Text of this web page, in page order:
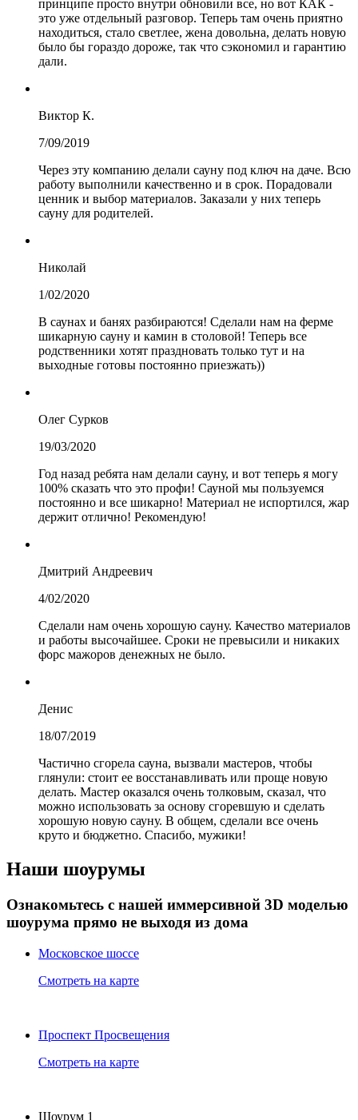
принципе просто внутри обновили все, но вот КАК -
это уже отдельный разговор. Теперь там очень приятно
находиться, стало светлее, жена довольна, делать новую
было бы гораздо дороже, так что сэкономил и гарантию
дали.
Виктор К.
7/09/2019
Через эту компанию делали сауну под ключ на даче. Всю
работу выполнили качественно и в срок. Порадовали
ценник и выбор материалов. Заказали у них теперь
сауну для родителей.
Николай
1/02/2020
В саунах и банях разбираются! Сделали нам на ферме
шикарную сауну и камин в столовой! Теперь все
родственники хотят праздновать только тут и на
выходные готовы постоянно приезжать))
Олег Сурков
19/03/2020
Год назад ребята нам делали сауну, и вот теперь я могу
100% сказать что это профи! Сауной мы пользуемся
постоянно и все шикарно! Материал не испортился, жар
держит отлично! Рекомендую!
Дмитрий Андреевич
4/02/2020
Сделали нам очень хорошую сауну. Качество материалов
и работы высочайшее. Сроки не превысили и никаких
форс мажоров денежных не было.
Денис
18/07/2019
Частично сгорела сауна, вызвали мастеров, чтобы
глянули: стоит ее восстанавливать или проще новую
делать. Мастер оказался очень толковым, сказал, что
можно использовать за основу сгоревшую и сделать
хорошую новую сауну. В общем, сделали все очень
круто и бюджетно. Спасибо, мужики!
Наши шоурумы
Ознакомьтесь с нашей иммерсивной 3D моделью
шоурума прямо не выходя из дома
Московское шоссе
Смотреть на карте
Проспект Просвещения
Смотреть на карте
Шоурум 1